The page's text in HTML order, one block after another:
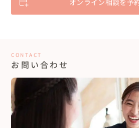
オンライン相談を予
CONTACT
お問い合わせ